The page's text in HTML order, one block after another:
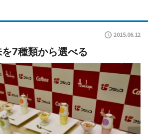
2015.06.12
7種類から選べる